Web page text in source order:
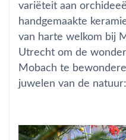
variëteit aan
handgemaakte
van harte welkom bij
Utrecht om de
Mobach te
juwelen van de